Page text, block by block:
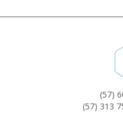
(57)
(57) 313